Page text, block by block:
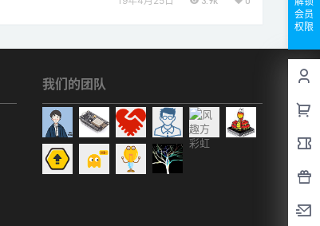
会员
权限
我们的团队